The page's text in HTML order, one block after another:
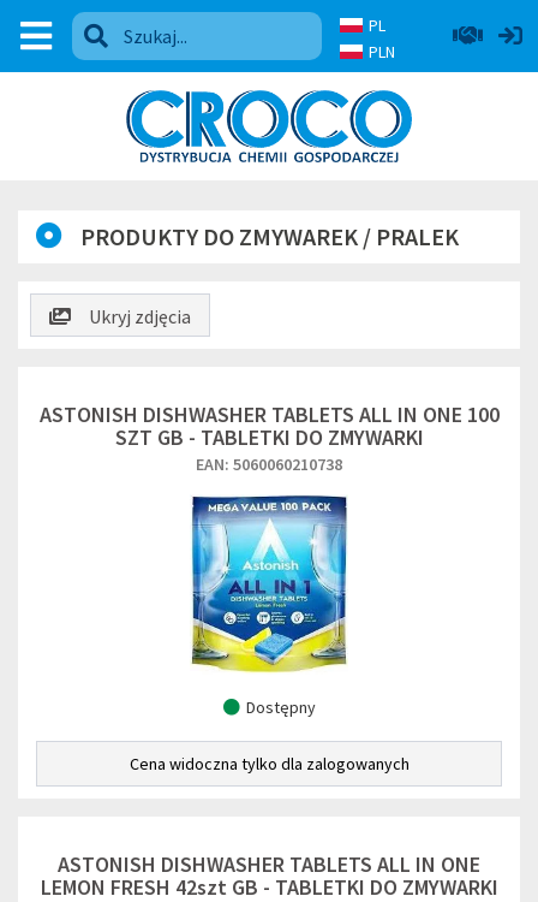
PL
PLN
PRODUKTY DO ZMYWAREK / PRALEK
Ukryj zdjęcia
ASTONISH DISHWASHER TABLETS ALL IN ONE 100
SZT GB - TABLETKI DO ZMYWARKI
EAN: 5060060210738
Dostępny
Cena widoczna tylko dla zalogowanych
ASTONISH DISHWASHER TABLETS ALL IN ONE
LEMON FRESH 42szt GB - TABLETKI DO ZMYWARKI